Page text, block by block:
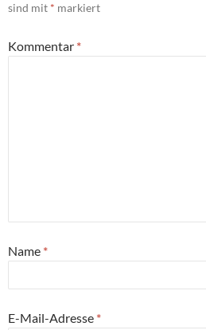
sind mit * markiert
Kommentar *
Name *
E-Mail-Adresse *